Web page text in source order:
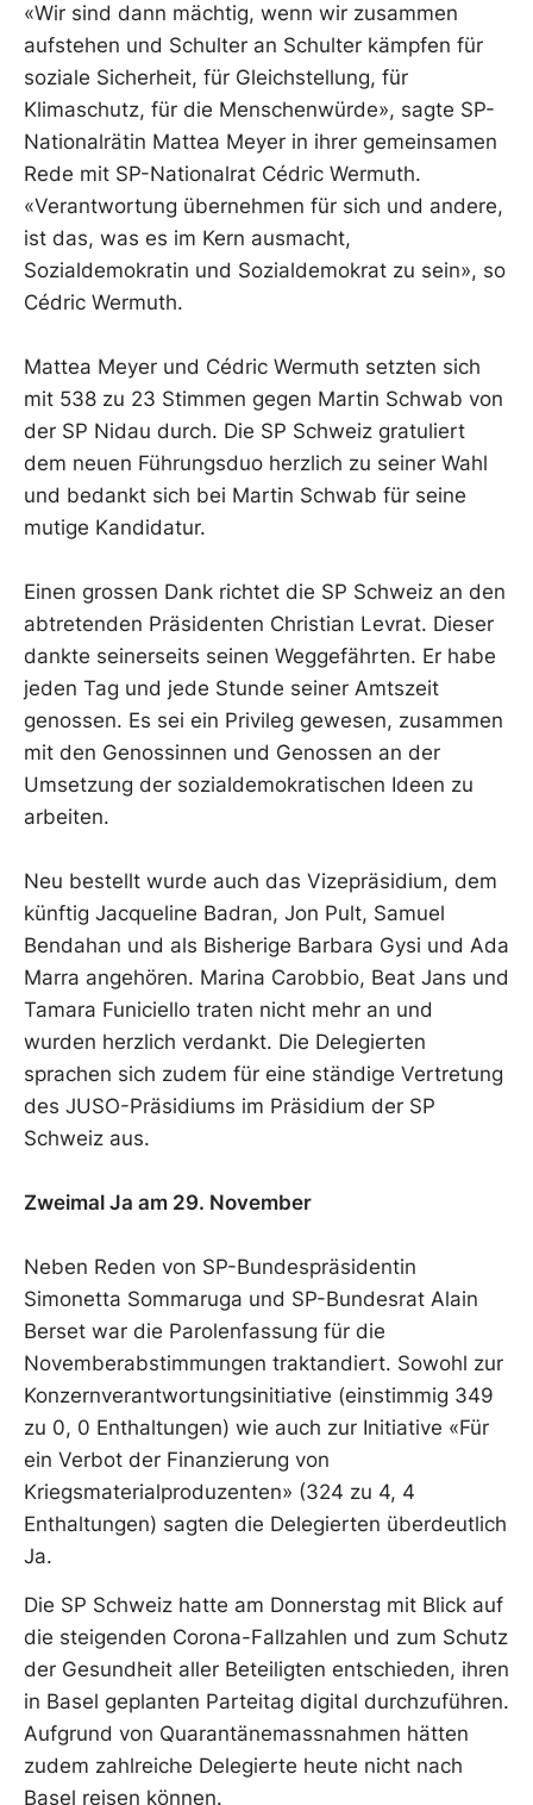
«Wir sind dann mächtig, wenn wir zusammen
aufstehen und Schulter an Schulter kämpfen für
soziale Sicherheit, für Gleichstellung, für
Klimaschutz, für die Menschenwürde», sagte SP-
Nationalrätin Mattea Meyer in ihrer gemeinsamen
Rede mit SP-Nationalrat Cédric Wermuth.
«Verantwortung übernehmen für sich und andere,
ist das, was es im Kern ausmacht,
Sozialdemokratin und Sozialdemokrat zu sein», so
Cédric Wermuth.
Mattea Meyer und Cédric Wermuth setzten sich
mit 538 zu 23 Stimmen gegen Martin Schwab von
der SP Nidau durch. Die SP Schweiz gratuliert
dem neuen Führungsduo herzlich zu seiner Wahl
und bedankt sich bei Martin Schwab für seine
mutige Kandidatur.
Einen grossen Dank richtet die SP Schweiz an den
abtretenden Präsidenten Christian Levrat. Dieser
dankte seinerseits seinen Weggefährten. Er habe
jeden Tag und jede Stunde seiner Amtszeit
genossen. Es sei ein Privileg gewesen, zusammen
mit den Genossinnen und Genossen an der
Umsetzung der sozialdemokratischen Ideen zu
arbeiten.
Neu bestellt wurde auch das Vizepräsidium, dem
künftig Jacqueline Badran, Jon Pult, Samuel
Bendahan und als Bisherige Barbara Gysi und Ada
Marra angehören. Marina Carobbio, Beat Jans und
Tamara Funiciello traten nicht mehr an und
wurden herzlich verdankt. Die Delegierten
sprachen sich zudem für eine ständige Vertretung
des JUSO-Präsidiums im Präsidium der SP
Schweiz aus.
Zweimal Ja am 29. November
Neben Reden von SP-Bundespräsidentin
Simonetta Sommaruga und SP-Bundesrat Alain
Berset war die Parolenfassung für die
Novemberabstimmungen traktandiert. Sowohl zur
Konzernverantwortungsinitiative (einstimmig 349
zu 0, 0 Enthaltungen) wie auch zur Initiative «Für
ein Verbot der Finanzierung von
Kriegsmaterialproduzenten» (324 zu 4, 4
Enthaltungen) sagten die Delegierten überdeutlich
Ja.
Die SP Schweiz hatte am Donnerstag mit Blick auf
die steigenden Corona-Fallzahlen und zum Schutz
der Gesundheit aller Beteiligten entschieden, ihren
in Basel geplanten Parteitag digital durchzuführen.
Aufgrund von Quarantänemassnahmen hätten
zudem zahlreiche Delegierte heute nicht nach
Basel reisen können.